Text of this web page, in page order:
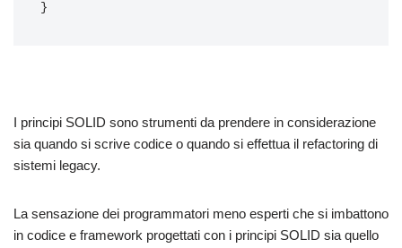
}
I principi SOLID sono strumenti da prendere in considerazione
sia quando si scrive codice o quando si effettua il refactoring di
sistemi legacy.
La sensazione dei programmatori meno esperti che si imbattono
in codice e framework progettati con i principi SOLID sia quello